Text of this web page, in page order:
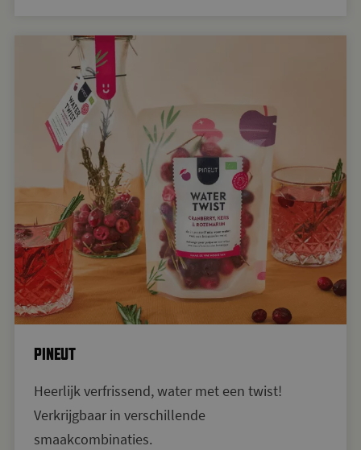
PINEUT
Heerlijk verfrissend, water met een twist!
Verkrijgbaar in verschillende
smaakcombinaties.